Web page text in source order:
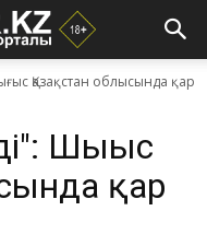
Қазақстан облысында қар
Шығыс
қар